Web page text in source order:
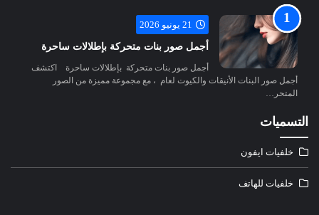
21 يونيو 2026
أجمل صور بنات متحركة بإطلالات ساحرة
أجمل صور بنات متحركة بإطلالات ساحرة اكتشف
أجمل صور البنات الأنيقات والكيوت لعام ، مع مجموعة مميزة من الصور
المتحر…
التسميات
خلفيات ايفون
خلفيات للهاتف